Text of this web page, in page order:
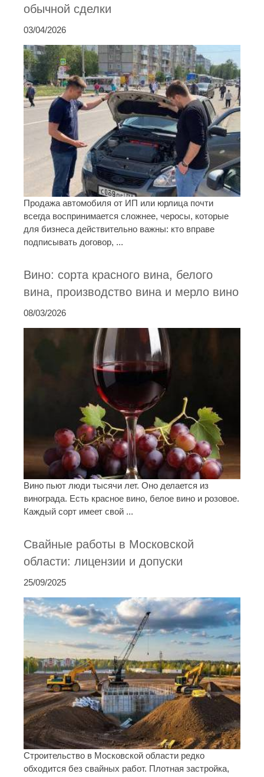
обычной сделки
03/04/2026
Продажа автомобиля от ИП или юрлица почти
всегда воспринимается сложнее, черосы, которые
для бизнеса действительно важны: кто вправе
подписывать договор, ...
Вино: сорта красного вина, белого
вина, производство вина и мерло вино
08/03/2026
Вино пьют люди тысячи лет. Оно делается из
винограда. Есть красное вино, белое вино и розовое.
Каждый сорт имеет свой ...
Свайные работы в Московской
области: лицензии и допуски
25/09/2025
Строительство в Московской области редко
обходится без свайных работ. Плотная застройка,